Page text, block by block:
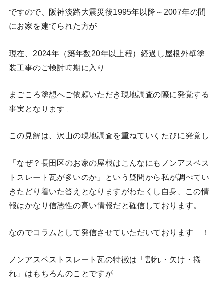
ですので、阪神淡路大震災後1995年以降～2007年の間
にお家を建てられた方が
現在、2024年（築年数20年以上程）経過し屋根外壁塗
装工事のご検討時期に入り
まごころ塗想へご依頼いただき現地調査の際に発覚する
事実となります。
この見解は、沢山の現地調査を重ねていくたびに発覚し
「なぜ？長田区のお家の屋根はこんなにもノンアスベス
トスレート瓦が多いのか」という疑問から私が調べてい
きたどり着いた答えとなりますがわたくし自身、この情
報はかなり信憑性の高い情報だと確信しております。
なのでコラムとして発信させていただいております！！
ノンアスベストスレート瓦の特徴は「割れ・欠け・捲
れ」はもちろんのことですが